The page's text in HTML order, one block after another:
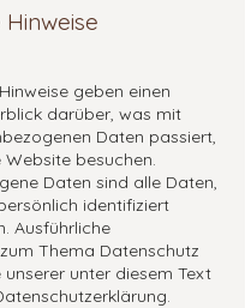
geben einen
darüber, was mit
Daten passiert,
Website besuchen.
Daten sind alle Daten,
identifiziert
Ausführliche
Thema Datenschutz
unserer unter diesem Text